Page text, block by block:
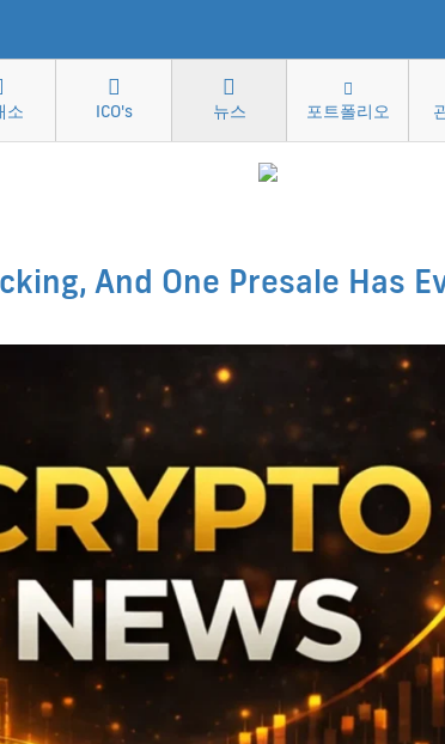
소 ICO's 뉴스 포트폴리오
And One Presale Has